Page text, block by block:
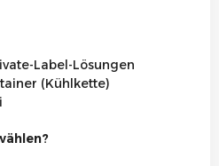
Label-Lösungen
(Kühlkette)